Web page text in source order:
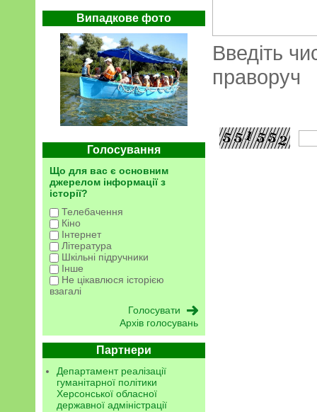
Випадкове фото
Голосування
Що для вас є основним
джерелом інформації з
історії?
Телебачення
Кіно
Інтернет
Література
Шкільні підручники
Інше
Не цікавлюся історією
взагалі
Архів голосувань
Партнери
Департамент реалізації
гуманітарної політики
Херсонської обласної
державної адміністрації
Введіть
праворуч